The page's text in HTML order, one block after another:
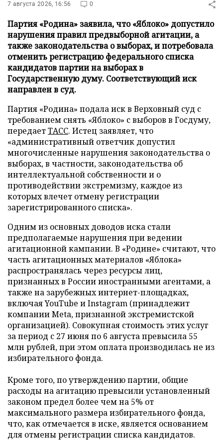
7 августа 2026, 16:56 0
Партия «Родина» заявила, что «Яблоко» допустило
нарушения правил предвыборной агитации, а
также законодательства о выборах, и потребовала
отменить регистрацию федерального списка
кандидатов партии на выборах в
Государственную думу. Соответствующий иск
направлен в суд.
Партия «Родина» подала иск в Верховный суд с
требованием снять «Яблоко» с выборов в Госдуму,
передаетТАСС. Истец заявляет, что
«административный ответчик допустил
многочисленные нарушения законодательства о
выборах, в частности, законодательства об
интеллектуальной собственности и о
противодействии экстремизму, каждое из
которых влечет отмену регистрации
зарегистрированного списка».
Одним из основных доводов иска стали
предполагаемые нарушения при ведении
агитационной кампании. В «Родине» считают, что
часть агитационных материалов «Яблока»
распространялась через ресурсы лиц,
признанных в России иностранными агентами, а
также на зарубежных интернет-площадках,
включая YouTube и Instagram (принадлежит
компании Meta, признанной экстремистской
организацией). Совокупная стоимость этих услуг
за период с 27 июня по 6 августа превысила 55
млн рублей, при этом оплата производилась не из
избирательного фонда.
Кроме того, по утверждению партии, общие
расходы на агитацию превысили установленный
законом предел более чем на 5% от
максимального размера избирательного фонда,
что, как отмечается в иске, является основанием
для отмены регистрации списка кандидатов.